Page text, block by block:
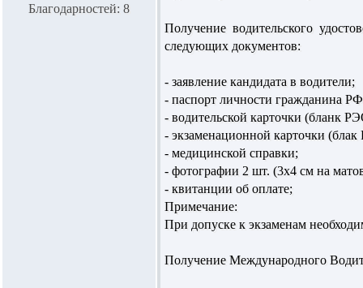
Благодарностей: 8
Получение водительского
следующих документов:
- заявление кандидата в водители;
- паспорт личности гражданина
- водительской карточки (бланк
- экзаменационной карточки
- медицинской справки;
- фотографии 2 шт. (3х4 см на
- квитанции об оплате;
Примечание:
При допуске к экзаменам
Получение Международного